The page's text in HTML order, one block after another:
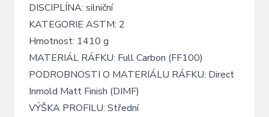
DISCIPLÍNA: silniční
KATEGORIE ASTM: 2
Hmotnost: 1410 g
MATERIÁL RÁFKU: Full Carbon (FF100)
PODROBNOSTI O MATERIÁLU RÁFKU: Direct
Inmold Matt Finish (DIMF)
VÝŠKA PROFILU: Střední